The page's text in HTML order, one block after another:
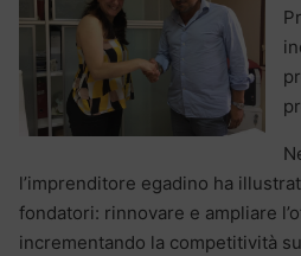
l’imprenditore egadino ha
fondatori: rinnovare e ampliare
incrementando la competitività